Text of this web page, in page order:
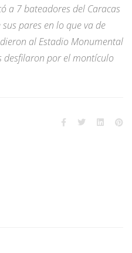
a 7 bateadores del Caracas
pares en lo que va de
al Estadio Monumental
desfilaron por el montículo